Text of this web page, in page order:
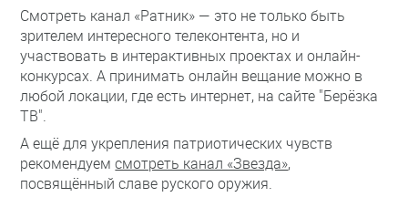
Смотреть канал «Ратник» — это не только быть
зрителем интересного телеконтента, но и
участвовать в интерактивных проектах и онлайн-
конкурсах. А принимать онлайн вещание можно в
любой локации, где есть интернет, на сайте "Берёзка
ТВ".
А ещё для укрепления патриотических чувств
рекомендуемсмотреть канал «Звезда»,
посвящённый славе руского оружия.